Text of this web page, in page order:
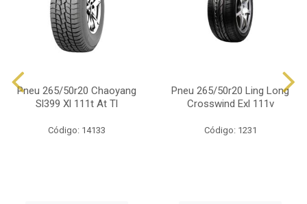
Pneu 265/50r20 Chaoyang
Sl399 Xl 111t At Tl
Código: 14133
Pneu 265/50r20 Ling Long
Crosswind Exl 111v
Código: 1231